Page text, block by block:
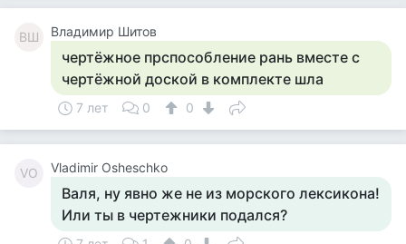
ВШ Владимир Шитов
чертёжное прспособление рань вместе с
чертёжной доской в комплекте шла
7 лет 0 0
VO Vladimir Osheschko
Валя, ну явно же не из морского лексикона!
Или ты в чертежники подался?